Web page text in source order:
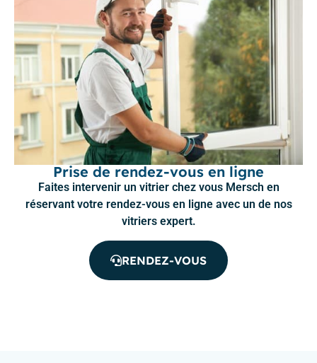
Prise de rendez-vous en ligne
Faites intervenir un vitrier chez vous Mersch en
réservant votre rendez-vous en ligne avec un de nos
vitriers expert.
RENDEZ-VOUS